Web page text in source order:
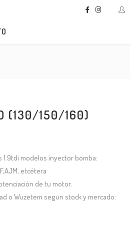
(130/150/160)
modelos inyector bomba:
etcétera
de tu motor.
o Wuzetem segun stock y mercado: